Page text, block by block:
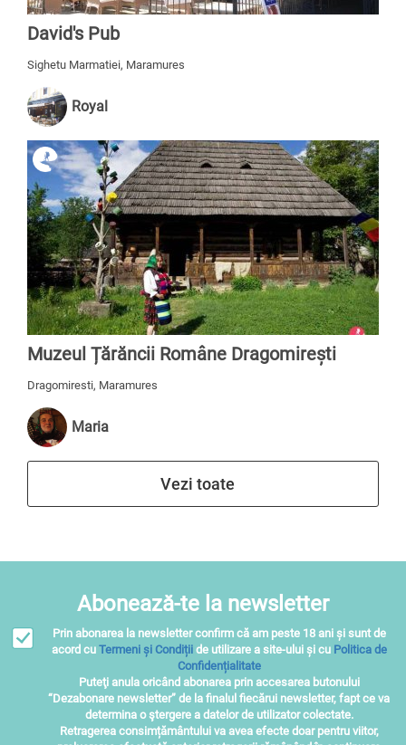
David's Pub
Sighetu Marmatiei, Maramures
Royal
Muzeul Țărăncii Române Dragomirești
Dragomiresti, Maramures
Maria
Vezi toate
Abonează-te la newsletter
Prin abonarea la newsletter confirm că am peste 18 ani și sunt de
acord cu Termeni și Condițiide utilizare a site-ului și cu Politica de
Confidențialitate
Puteţi anula oricând abonarea prin accesarea butonului
“Dezabonare newsletter” de la finalul fiecărui newsletter, fapt ce va
determina o ştergere a datelor de utilizator colectate.
Retragerea consimțământului va avea efecte doar pentru viitor,